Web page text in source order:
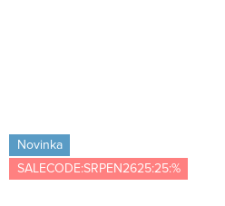
Novinka
SALECODE:SRPEN2625:25:%